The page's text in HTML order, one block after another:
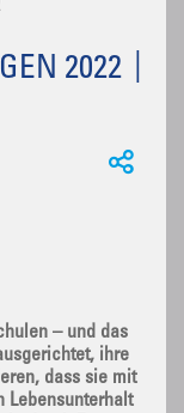
2022
– und das
ihre
dass sie mit
Lebensunterhalt